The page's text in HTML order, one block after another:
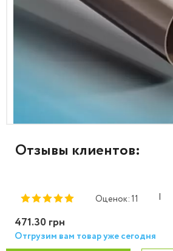
Отзывы клиентов:
Оценок: 11 |
471.30 грн
Отгрузим вам товар уже сегодня